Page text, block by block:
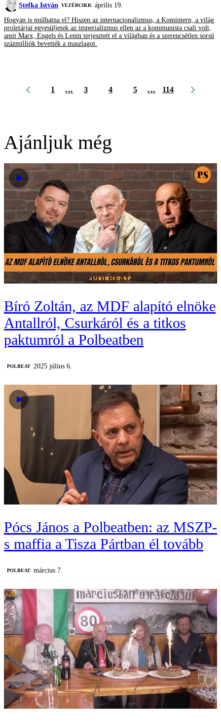
Stefka István VEZÉRCIKK április 19.
Hogyan is múlhatna el? Hiszen az internacionalizmus, a Komintern, a világ
proletárjai egyesüljetek az imperializmus ellen az a kommunista csali volt,
amit Marx, Engels és Lenin terjesztett el a világban és a szerencsétlen sorsú
százmilliók bevették a maszlagot.
1 ... 3 4 5 ... 114
Ajánljuk még
Bíró Zoltán, az MDF alapító elnöke
Antallról, Csurkáról és a titkos
paktumról a Polbeatben
‎POLBEAT 2025 július 6.
Pócs János a Polbeatben: az MSZP-
s maffia a Tisza Pártban él tovább
‎POLBEAT március 7.